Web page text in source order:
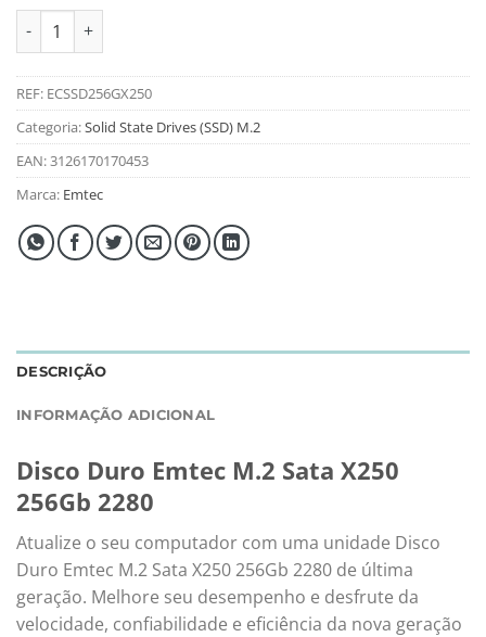
Quantidade de Disco Duro Emtec M.2 Sata X250 256Gb 2280
REF: ECSSD256GX250
Categoria:Solid State Drives (SSD) M.2
EAN:3126170170453
Marca: Emtec
DESCRIÇÃO
INFORMAÇÃO ADICIONAL
Disco Duro Emtec M.2 Sata X250
256Gb 2280
Atualize o seu computador com uma unidade Disco
Duro Emtec M.2 Sata X250 256Gb 2280 de última
geração. Melhore seu desempenho e desfrute da
velocidade, confiabilidade e eficiência da nova geração